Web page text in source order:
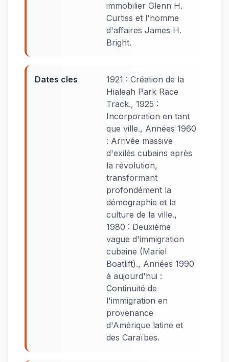
immobilier Glenn H.
Curtiss et l'homme
d'affaires James H.
Bright.
Dates cles
1921 : Création de la
Hialeah Park Race
Track., 1925 :
Incorporation en tant
que ville., Années 1960
: Arrivée massive
d'exilés cubains après
la révolution,
transformant
profondément la
démographie et la
culture de la ville.,
1980 : Deuxième
vague d'immigration
cubaine (Mariel
Boatlift)., Années 1990
à aujourd'hui :
Continuité de
l'immigration en
provenance
d'Amérique latine et
des Caraïbes.